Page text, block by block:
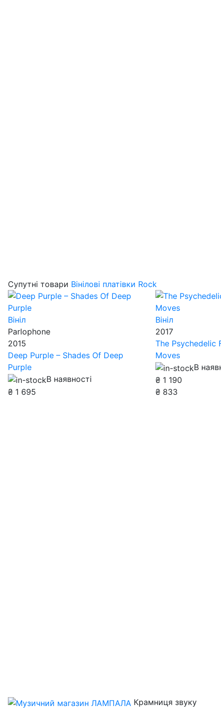
Супутні товари Вінілові платівки Rock
Вініл
Parlophone
2015
Deep Purple – Shades Of Deep
Purple
В наявності
₴ 1 695
Вініл
2017
The Psychedelic
Moves
В
₴ 1 190
₴ 833
Крамниця звуку